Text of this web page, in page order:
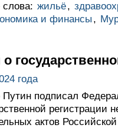
жильё,
и финансы ,
о
года
подписал
актов